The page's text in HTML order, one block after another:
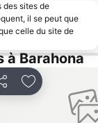
des sites de
il se peut que
celle du site de
à Barahona
Ajouter à